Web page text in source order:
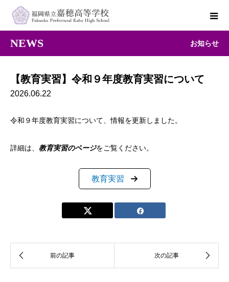
NEWS お知らせ
【教育実習】令和９年度教育実習について
2026.06.22
令和９年度教育実習について、情報を更新しました。
詳細は、 教育実習のページをご覧ください。
教育実習